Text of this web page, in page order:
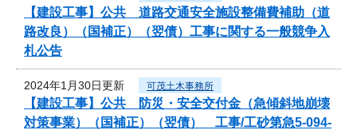
【建設工事】公共 道路交通安全施設整備費補助（道
路改良）（国補正）（翌債）工事に関する一般競争入
札公告
2024年1月30日更新 可茂土木事務所
【建設工事】公共 防災・安全交付金（急傾斜地崩壊
対策事業）（国補正）（翌債） 工事/工砂第急5-094-